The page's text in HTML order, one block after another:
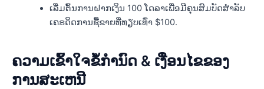
ເລີ່ມຕົ້ນການຝາກເງິນ 100 ໂດລາເພື່ອມີຄຸນສົມບັດສໍາລັບ
ເຄຣດິດການຊື້ຂາຍທີ່ທຽບເທົ່າ $100.
ຄວາມເຂົ້າໃຈຂໍ້ກໍານົດ & ເງື່ອນໄຂຂອງ
ການສະເຫນີ